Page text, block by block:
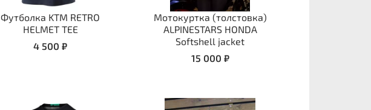
Футболка KTM RETRO
HELMET TEE
4 500 ₽
Мотокуртка (толстовка)
ALPINESTARS HONDA
Softshell jacket
15 000 ₽